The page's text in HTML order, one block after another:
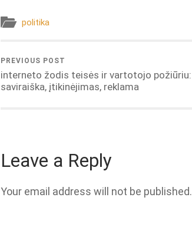
politika
PREVIOUS POST
interneto žodis teisės ir vartotojo požiūriu:
saviraiška, įtikinėjimas, reklama
Leave a Reply
Your email address will not be published.